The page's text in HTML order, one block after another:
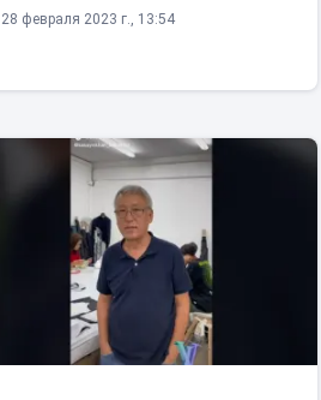
28 февраля 2023 г., 13:54